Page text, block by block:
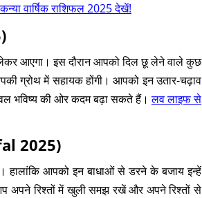
वार्षिक राशिफल 2025 देखें!
आएगा। इस दौरान आपको दिल छू लेने वाले कुछ
ग्रोथ में सहायक होंगी। आपको इन उतार-चढ़ाव
भविष्य की ओर कदम बढ़ा सकते हैं।लव लाइफ से
2025)
आपको इन बाधाओं से डरने के बजाय इन्हें
रिश्तों में खुली समझ रखें और अपने रिश्तों से